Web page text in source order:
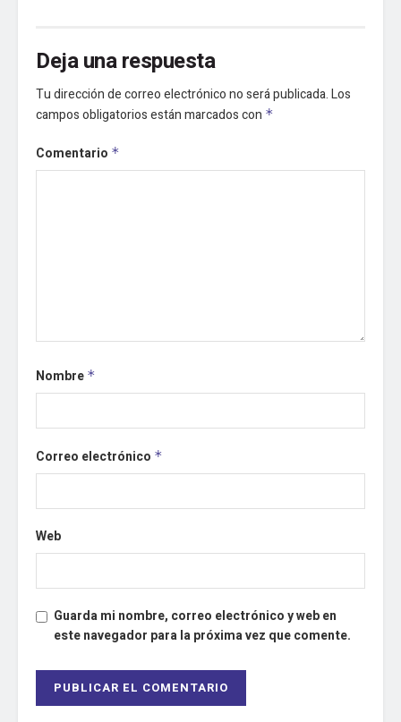
Deja una respuesta
Tu dirección de correo electrónico no será publicada.Los
campos obligatorios están marcados con *
Comentario *
Nombre *
Correo electrónico *
Web
Guarda mi nombre, correo electrónico y web en
este navegador para la próxima vez que comente.